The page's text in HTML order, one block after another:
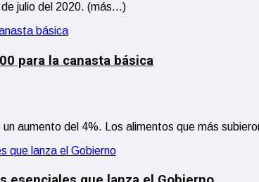
julio del 2020. (más…)
para la canasta básica
aumento del 4%. Los alimentos que más